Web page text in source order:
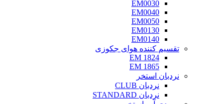
EM0030
EM0040
EM0050
EM0130
EM0140
تقسیم کننده هوای جکوزی
EM 1824
EM 1865
نردبان استخر
نردبان CLUB
نردبان STANDARD